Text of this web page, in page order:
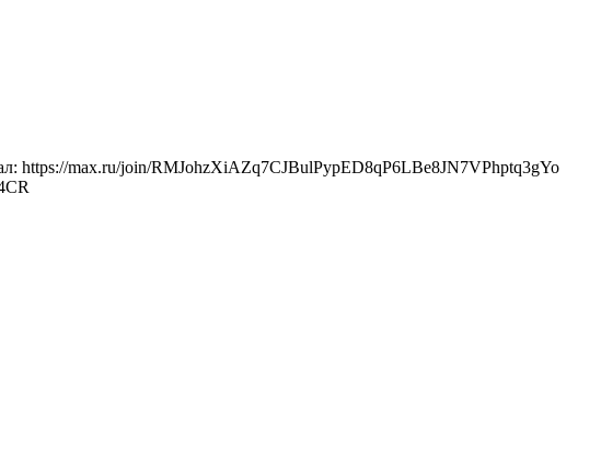
https://max.ru/join/RMJohzXiAZq7CJBulPypED8qP6LBe8JN7VPhptq3gYo